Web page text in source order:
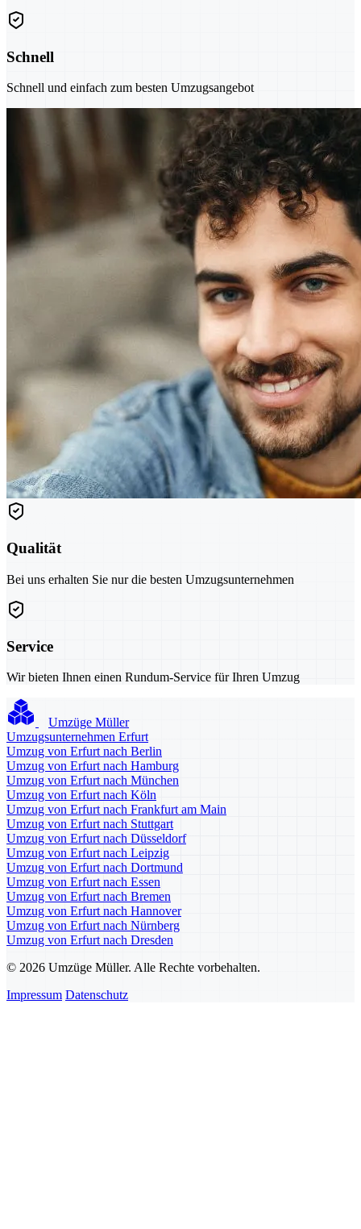
Schnell
Schnell und einfach zum besten Umzugsangebot
Qualität
Bei uns erhalten Sie nur die besten Umzugsunternehmen
Service
Wir bieten Ihnen einen Rundum-Service für Ihren Umzug
Umzüge Müller
Umzugsunternehmen Erfurt
Umzug von Erfurt nach Berlin
Umzug von Erfurt nach Hamburg
Umzug von Erfurt nach München
Umzug von Erfurt nach Köln
Umzug von Erfurt nach Frankfurt am Main
Umzug von Erfurt nach Stuttgart
Umzug von Erfurt nach Düsseldorf
Umzug von Erfurt nach Leipzig
Umzug von Erfurt nach Dortmund
Umzug von Erfurt nach Essen
Umzug von Erfurt nach Bremen
Umzug von Erfurt nach Hannover
Umzug von Erfurt nach Nürnberg
Umzug von Erfurt nach Dresden
© 2026 Umzüge Müller. Alle Rechte vorbehalten.
Impressum Datenschutz